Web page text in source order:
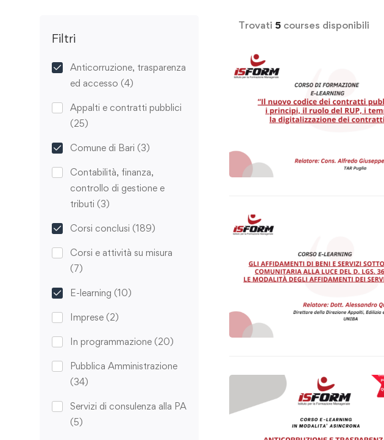
Filtri
Anticorruzione, trasparenza
ed accesso (4)
Appalti e contratti pubblici
(25)
Comune di Bari (3)
Contabilità, finanza,
controllo di gestione e
tributi (3)
Corsi conclusi (189)
Corsi e attività su misura
(7)
E-learning (10)
Imprese (2)
In programmazione (20)
Pubblica Amministrazione
(34)
Servizi di consulenza alla PA
(5)
Trovati 5 courses disponibili